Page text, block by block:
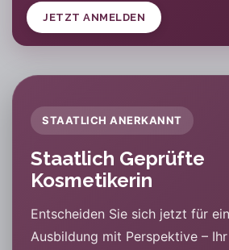
JETZT ANMELDEN
STAATLICH ANERKANNT
Staatlich Geprüfte
Kosmetikerin
Entscheiden Sie sich jetzt für
Ausbildung mit Perspektive –